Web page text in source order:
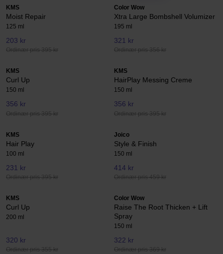
KMS
Moist Repair
125 ml
203 kr
Ordinær pris 395 kr
Color Wow
Xtra Large Bombshell Volumizer
195 ml
321 kr
Ordinær pris 356 kr
KMS
Curl Up
150 ml
356 kr
Ordinær pris 395 kr
KMS
HairPlay Messing Creme
150 ml
356 kr
Ordinær pris 395 kr
KMS
Hair Play
100 ml
231 kr
Ordinær pris 395 kr
Joico
Style & Finish
150 ml
414 kr
Ordinær pris 459 kr
KMS
Curl Up
200 ml
320 kr
Ordinær pris 355 kr
Color Wow
Raise The Root Thicken + Lift
Spray
150 ml
322 kr
Ordinær pris 369 kr